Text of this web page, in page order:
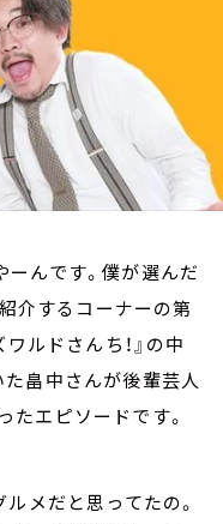
んです。僕が選んだ
介するコーナーの第
ルドさんち！』の中
た畠中さんが後輩芸人
たエピソードです。
ルメだと思ってたの。